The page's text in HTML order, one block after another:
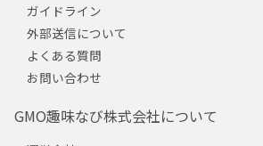
ガイドライン
外部送信について
よくある質問
お問い合わせ
GMO趣味なび株式会社について